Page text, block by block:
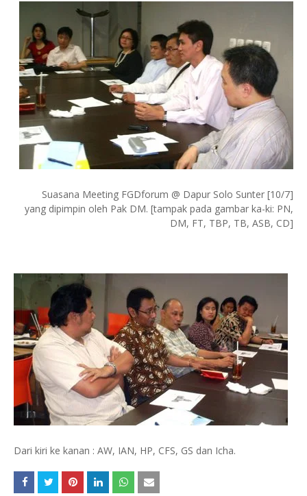
Suasana Meeting FGDforum @ Dapur Solo Sunter [10/7]
yang dipimpin oleh Pak DM. [tampak pada gambar ka-ki: PN,
DM, FT, TBP, TB, ASB, CD]
Dari kiri ke kanan : AW, IAN, HP, CFS, GS dan Icha.